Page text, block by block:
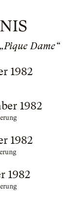
Dame“
1982
1982
1982
1982